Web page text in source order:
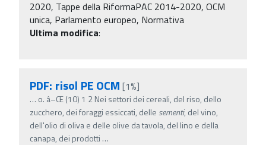
2020, Tappe della RiformaPAC 2014-2020, OCM
unica, Parlamento europeo, Normativa
Ultima modifica:
PDF: risol PE OCM [1%]
… o. â–Œ (10) 1 2 Nei settori dei cereali, del riso, dello
zucchero, dei foraggi essiccati, delle sementi, del vino,
dell'olio di oliva e delle olive da tavola, del lino e della
canapa, dei prodotti …